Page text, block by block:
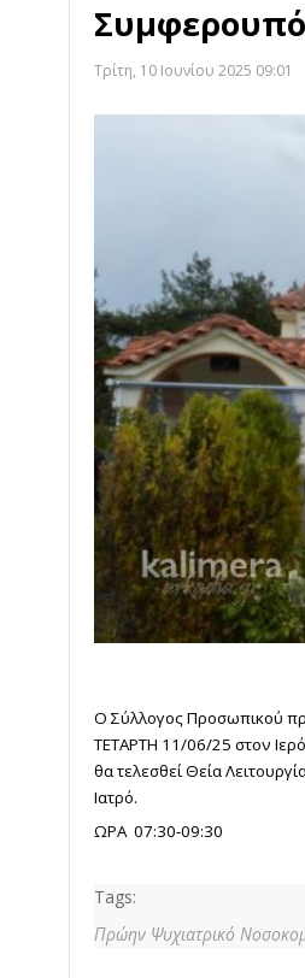
Τρίτη, 10 Ιουνίου 2025 09:01
Ο Σύλλογος Προσωπικού
ΤΕΤΑΡΤΗ 11/06/25 στον
θα τελεσθεί Θεία
Ιατρό.
ΩΡΑ 07:30-09:30
Tags:
Πρώην Ψυχιατρικό